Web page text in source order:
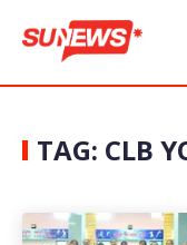
TAG: CLB